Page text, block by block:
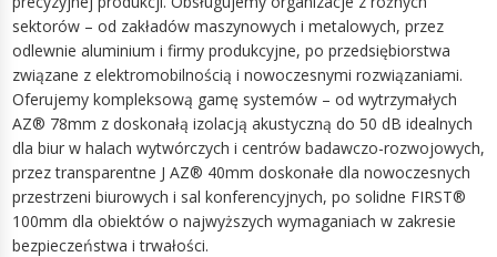
sektorów – od zakładów maszynowych i metalowych, przez
odlewnie aluminium i firmy produkcyjne, po przedsiębiorstwa
związane z elektromobilnością i nowoczesnymi rozwiązaniami.
Oferujemy kompleksową gamę systemów – od wytrzymałych
AZ® 78mm z doskonałą izolacją akustyczną do 50 dB idealnych
dla biur w halach wytwórczych i centrów badawczo-rozwojowych,
przez transparentne J AZ® 40mm doskonałe dla nowoczesnych
przestrzeni biurowych i sal konferencyjnych, po solidne FIRST®
100mm dla obiektów o najwyższych wymaganiach w zakresie
bezpieczeństwa i trwałości.